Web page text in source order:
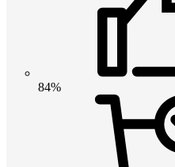
84%